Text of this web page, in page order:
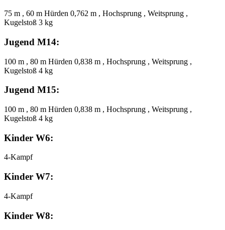
75 m , 60 m Hürden 0,762 m , Hochsprung , Weitsprung ,
Kugelstoß 3 kg
Jugend M14:
100 m , 80 m Hürden 0,838 m , Hochsprung , Weitsprung ,
Kugelstoß 4 kg
Jugend M15:
100 m , 80 m Hürden 0,838 m , Hochsprung , Weitsprung ,
Kugelstoß 4 kg
Kinder W6:
4-Kampf
Kinder W7:
4-Kampf
Kinder W8: